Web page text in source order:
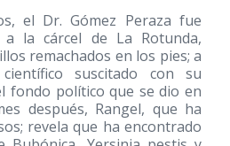
el Dr. Gómez Peraza fue
la cárcel de La Rotunda,
remachados en los pies; a
suscitado con su
fondo político que se dio en
después, Rangel, que ha
revela que ha encontrado